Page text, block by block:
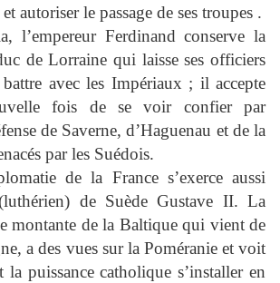
autoriser le passage de ses troupes .
l’empereur Ferdinand conserve la
de Lorraine qui laisse ses officiers
avec les Impériaux ; il accepte
fois de se voir confier par
de Saverne, d’Haguenau et de la
par les Suédois.
de la France s’exerce aussi
de Suède Gustave II. La
montante de la Baltique qui vient de
a des vues sur la Poméranie et voit
la puissance catholique s’installer en